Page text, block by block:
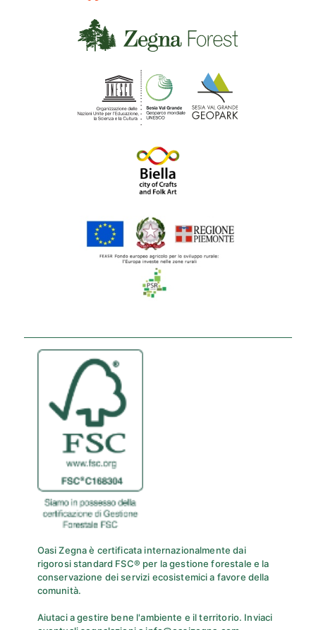
Oasi Zegna è certificata internazionalmente dai
rigorosi standard FSC® per la gestione forestale e la
conservazione dei servizi ecosistemici a favore della
comunità.
Aiutaci a gestire bene l'ambiente e il territorio. Inviaci